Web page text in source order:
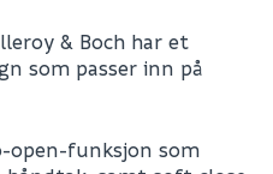
& Boch har et
som passer inn på
open-funksjon som